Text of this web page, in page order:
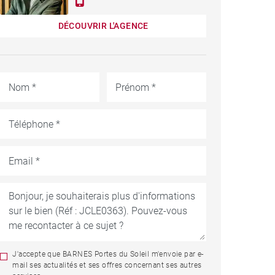
DÉCOUVRIR L'AGENCE
J'accepte que BARNES Portes du Soleil m'envoie par e-
mail ses actualités et ses offres concernant ses autres